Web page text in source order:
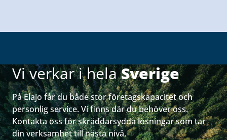
Vi verkar i helaSverige
På Elajo får du både stor företagskapacitet och
personlig service. Vi finns där du behöver oss.
Kontakta oss för skräddarsydda lösningar som tar
din verksamhet till nästa nivå.